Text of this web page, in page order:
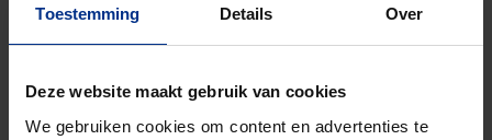
Toestemming Details Over
Deze website maakt gebruik van cookies
We gebruiken cookies om content en advertenties te
DICHTINGEN